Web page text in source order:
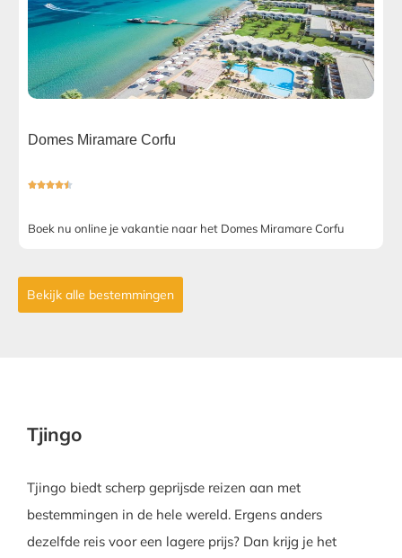
Domes Miramare Corfu

Boek nu online je vakantie naar het Domes Miramare Corfu
Bekijk alle bestemmingen
Tjingo
Tjingo biedt scherp geprijsde reizen aan met
bestemmingen in de hele wereld. Ergens anders
dezelfde reis voor een lagere prijs? Dan krijg je het